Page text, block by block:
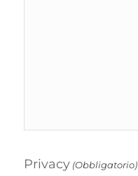
Privacy (Obbligatorio)